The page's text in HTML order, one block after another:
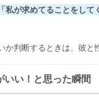
「私が求めてることをし
判断するときは、彼と
いい！と思った瞬間